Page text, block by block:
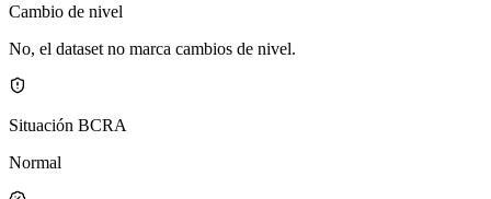
Cambio de nivel
No, el dataset no marca cambios de nivel.
Situación BCRA
Normal